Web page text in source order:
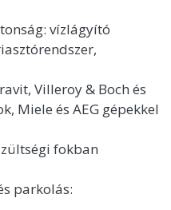
vízlágyító
Villeroy & Boch és
Miele és AEG gépekkel
fokban
parkolás: